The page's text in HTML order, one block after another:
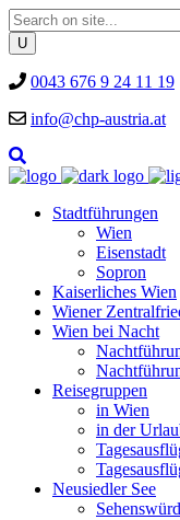
0043 676 9 24 11 19
info@chp-austria.at
Stadtführungen
Wien
Eisenstadt
Sopron
Kaiserliches Wien
Wiener
Wien bei Nacht
Reisegruppen
in Wien
in der
Neusiedler See